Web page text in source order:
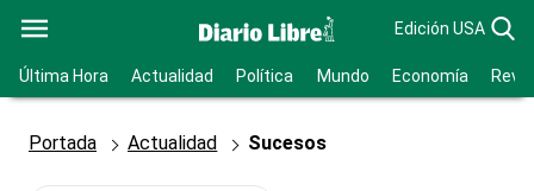
Edición USA
Última Hora Actualidad Política Mundo Economía
Portada Actualidad Sucesos